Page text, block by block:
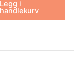
Legg i
handlekurv